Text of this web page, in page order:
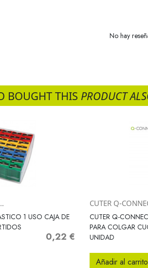
No hay
BOUGHT THIS PRODUCT
1 USO CAJA DE
Precio
0,22 €
CUTER Q-
CUTER Q-
PARA COLGAR
UNIDAD
Añadir al carrito